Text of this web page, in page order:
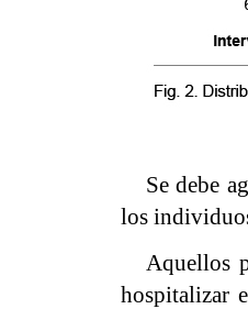
Se debe
los
Aquellos
hospitalizar